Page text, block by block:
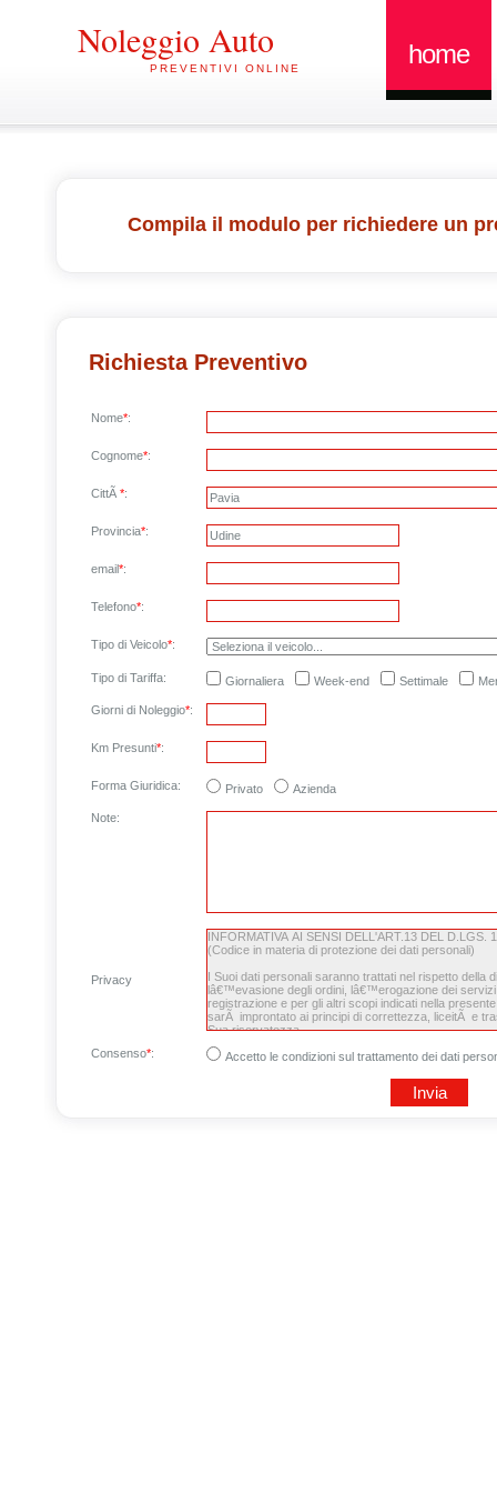
Noleggio Auto
PREVENTIVI ONLINE home
Compila il modulo per richiedere un
Richiesta Preventivo
Nome*:
Cognome*:
CittÃ *:
Provincia*:
email*:
Telefono*:
Tipo di Veicolo*:
Tipo di Tariffa: Giornaliera Week-end Settimale
Giorni di Noleggio*:
Km Presunti*:
Forma Giuridica: Privato Azienda
Note:
Privacy
Consenso*: Accetto le condizioni sul trattamento dei dati